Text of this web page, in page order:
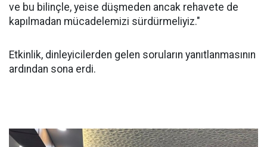
ve bu bilinçle, yeise düşmeden ancak rehavete de
kapılmadan mücadelemizi sürdürmeliyiz."
Etkinlik, dinleyicilerden gelen soruların yanıtlanmasının
ardından sona erdi.